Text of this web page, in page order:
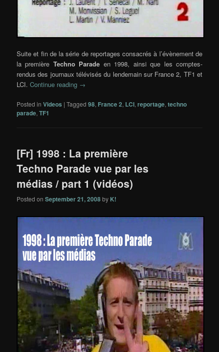
Suite et fin de la série de reportages consacrés à l’évènement de
la première Techno Parade en 1998, ainsi que les comptes-
rendus des journaux télévisés du lendemain sur France 2, TF1 et
LCI.Continue reading →
Posted in Videos |Tagged 98, France 2, LCI,reportage,techno
parade,TF1
[Fr] 1998 : La première
Techno Parade vue par les
médias / part 1 (vidéos)
Posted onSeptember 21, 2008by K!